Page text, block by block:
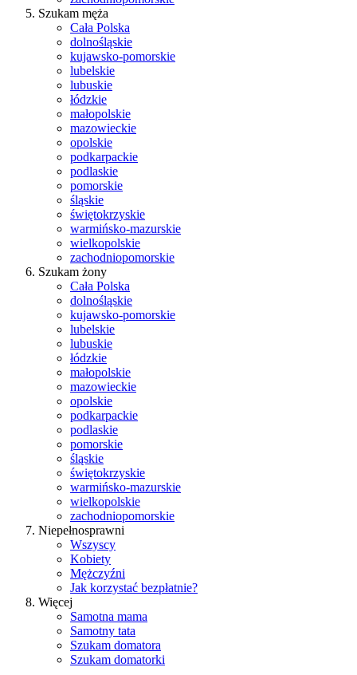
Szukam męża
Cała Polska
dolnośląskie
kujawsko-pomorskie
lubelskie
lubuskie
łódzkie
małopolskie
mazowieckie
opolskie
podkarpackie
podlaskie
pomorskie
śląskie
świętokrzyskie
warmińsko-mazurskie
wielkopolskie
zachodniopomorskie
Szukam żony
Cała Polska
dolnośląskie
kujawsko-pomorskie
lubelskie
lubuskie
łódzkie
małopolskie
mazowieckie
opolskie
podkarpackie
podlaskie
pomorskie
śląskie
świętokrzyskie
warmińsko-mazurskie
wielkopolskie
zachodniopomorskie
Niepełnosprawni
Wszyscy
Kobiety
Mężczyźni
Jak korzystać bezpłatnie?
Więcej
Samotna mama
Samotny tata
Szukam domatora
Szukam domatorki